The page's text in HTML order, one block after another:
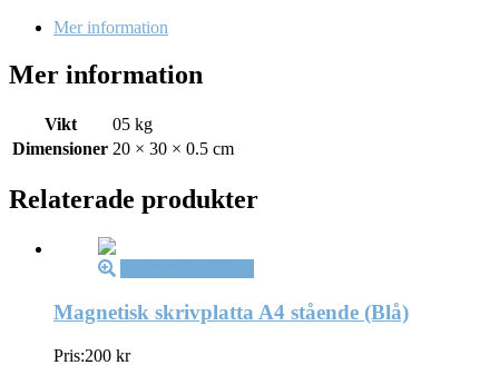
Mer information
Mer information
Vikt
05 kg
Dimensioner 20 × 30 × 0.5 cm
Relaterade produkter
Magnetisk skrivplatta A4 stående (Blå)
Pris:200 kr